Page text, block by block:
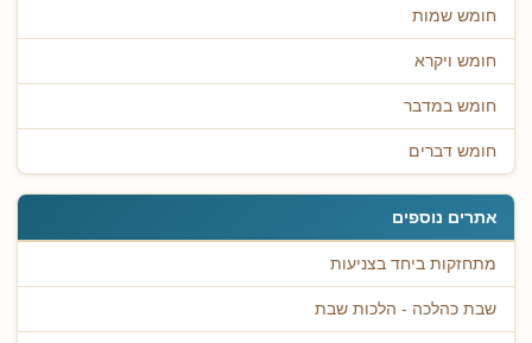
חומש שמות
חומש ויקרא
חומש במדבר
חומש דברים
אתרים נוספים
מתחזקות ביחד בצניעות
שבת כהלכה - הלכות שבת